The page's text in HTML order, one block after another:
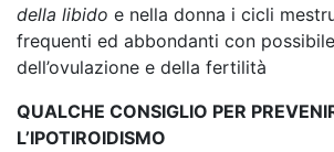
della libido e nella donna i cicli
frequenti ed abbondanti con
dell’ovulazione e della fertilità
QUALCHE CONSIGLIO PER
L’IPOTIROIDISMO